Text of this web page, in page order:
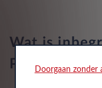
Apps controle
Telefoon integratie
Wat is
Private
Doorgaan